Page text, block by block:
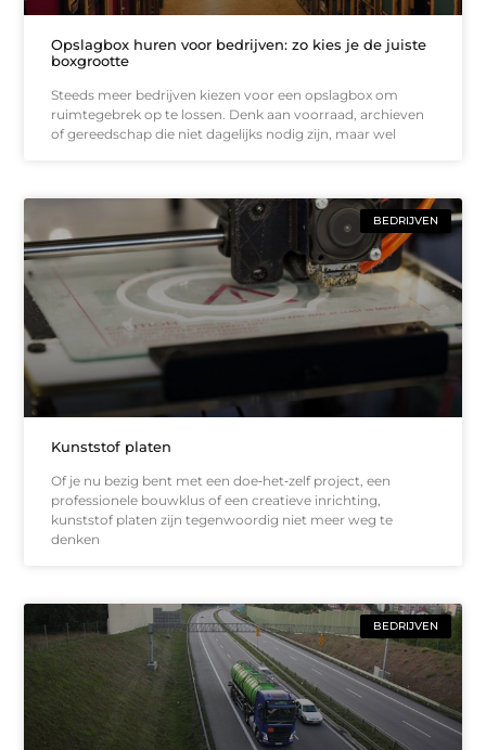
Opslagbox huren voor bedrijven: zo kies je de juiste
boxgrootte
Steeds meer bedrijven kiezen voor een opslagbox om
ruimtegebrek op te lossen. Denk aan voorraad, archieven
of gereedschap die niet dagelijks nodig zijn, maar wel
BEDRIJVEN
Kunststof platen
Of je nu bezig bent met een doe‑het‑zelf project, een
professionele bouwklus of een creatieve inrichting,
kunststof platen zijn tegenwoordig niet meer weg te
denken
BEDRIJVEN